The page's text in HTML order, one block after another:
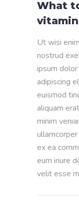
What
vitamin
Ut wisi
nostrud
ipsum
adipiscing
euismod
aliquam
minim
ex ea
eum iriure
velit esse